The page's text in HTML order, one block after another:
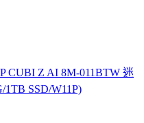
CUBI Z AI 8M-011BTW 迷
1TB SSD/W11P)